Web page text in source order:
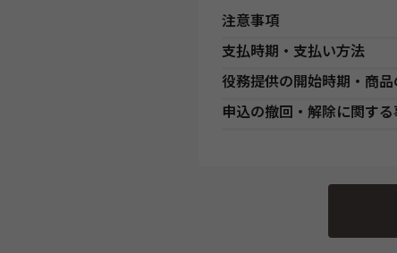
注意事項
Web通信講座お申込み上の注意
・お申し込み手続き完了日後
分の教材を発送いたします。
発送開始日」より、１週間以
のID・PWでのご受講となりま
・Web通信・DL通信を含む
よりご確認
・複数商品を同時にお申込の
支払時期・支払い方法
決済方法 支
銀
提
役務提供の開始時期・商
●講座開始日前の申込
申込の撤回・解除に関す
外となります。予めご了承く
における解約・返金について